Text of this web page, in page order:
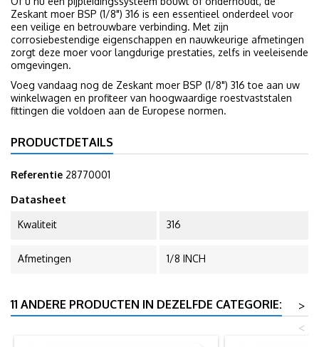
Zeskant moer BSP (1/8") 316 is een essentieel onderdeel voor
een veilige en betrouwbare verbinding. Met zijn
corrosiebestendige eigenschappen en nauwkeurige afmetingen
zorgt deze moer voor langdurige prestaties, zelfs in veeleisende
omgevingen.
Voeg vandaag nog de Zeskant moer BSP (1/8") 316 toe aan uw
winkelwagen en profiteer van hoogwaardige roestvaststalen
fittingen die voldoen aan de Europese normen.
PRODUCTDETAILS
Referentie 28770001
Datasheet
Kwaliteit 316
Afmetingen 1/8 INCH
11 ANDERE PRODUCTEN IN DEZELFDE CATEGORIE:
>
<